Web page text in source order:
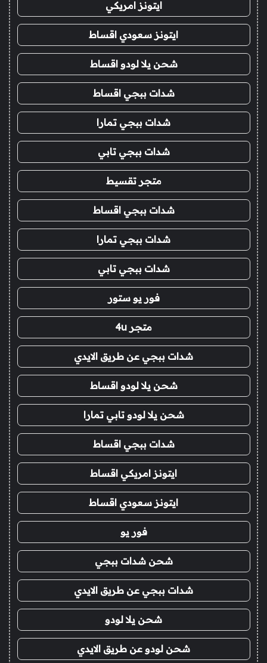
ايتونز امريكي
ايتونز سعودي اقساط
شحن يلا لودو اقساط
شدات ببجي اقساط
شدات ببجي تمارا
شدات ببجي تابي
متجر تقسيط
شدات ببجي اقساط
شدات ببجي تمارا
شدات ببجي تابي
فور يو ستور
متجر 4u
شدات ببجي عن طريق الايدي
شحن يلا لودو اقساط
شحن يلا لودو تابي تمارا
شدات ببجي اقساط
ايتونز امريكي اقساط
ايتونز سعودي اقساط
فور يو
شحن شدات ببجي
شدات ببجي عن طريق الايدي
شحن يلا لودو
شحن لودو عن طريق الايدي